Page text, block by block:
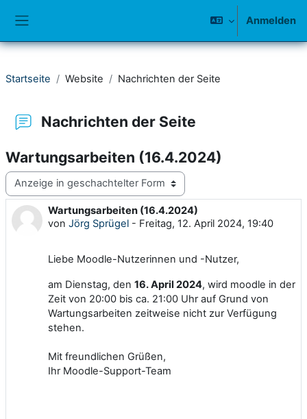
Anmelden
Startseite Website Nachrichten der Seite
Nachrichten der Seite
Wartungsarbeiten (16.4.2024)
Anzeigemodus
Wartungsarbeiten (16.4.2024)
von Jörg Sprügel - Freitag, 12. April 2024, 19:40
Anzahl Antworten: 0
Liebe Moodle-Nutzerinnen und -Nutzer,
am Dienstag, den 16. April 2024, wird moodle in der
Zeit von 20:00 bis ca. 21:00 Uhr auf Grund von
Wartungsarbeiten zeitweise nicht zur Verfügung
stehen.
Mit freundlichen Grüßen,
Ihr Moodle-Support-Team